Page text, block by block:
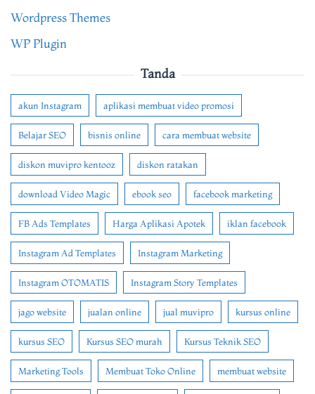
Wordpress Themes
WP Plugin
Tanda
akun Instagram aplikasi membuat video promosi
Belajar SEO bisnis online cara membuat website
diskon muvipro kentooz diskon ratakan
download Video Magic ebook seo facebook marketing
FB Ads Templates Harga Aplikasi Apotek iklan facebook
Instagram Ad Templates Instagram Marketing
Instagram OTOMATIS Instagram Story Templates
jago website jualan online jual muvipro kursus online
kursus SEO Kursus SEO murah Kursus Teknik SEO
Marketing Tools Membuat Toko Online membuat website